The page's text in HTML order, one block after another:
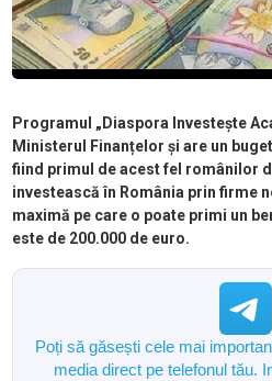
Programul „Diaspora Investește
Ministerul Finanțelor și are un
fiind primul de acest fel românilor
investească în România prin firme
maximă pe care o poate primi un
este de 200.000 de euro.
Poți să găsești cele mai
media direct pe telefonul tău.